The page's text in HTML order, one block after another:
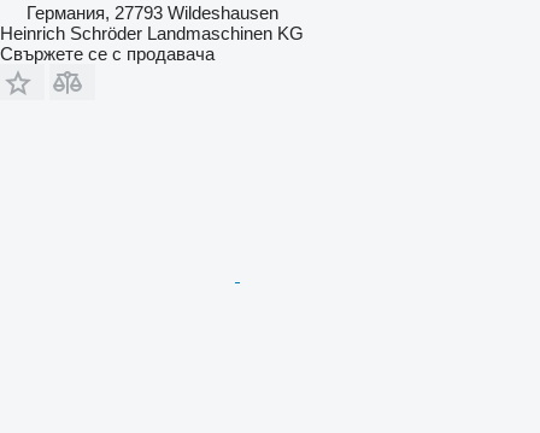
Германия, 27793 Wildeshausen
Heinrich Schröder Landmaschinen KG
Свържете се с продавача